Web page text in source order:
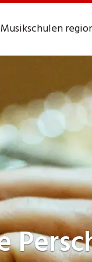
Musikschulen